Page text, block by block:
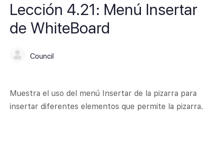
Lección 4.21: Menú Insertar
de WhiteBoard
Council
Muestra el uso del menú Insertar de la pizarra para
insertar diferentes elementos que permite la pizarra.